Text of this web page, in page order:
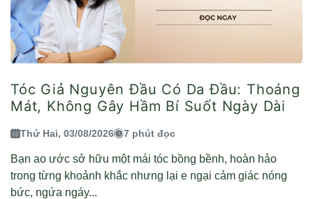
Tóc Giả Nguyên Đầu Có Da Đầu: Thoáng
Mát, Không Gây Hầm Bí Suốt Ngày Dài
Thứ Hai, 03/08/2026 7 phút đọc
Bạn ao ước sở hữu một mái tóc bồng bềnh, hoàn hảo
trong từng khoảnh khắc nhưng lại e ngại cảm giác nóng
bức, ngứa ngáy...